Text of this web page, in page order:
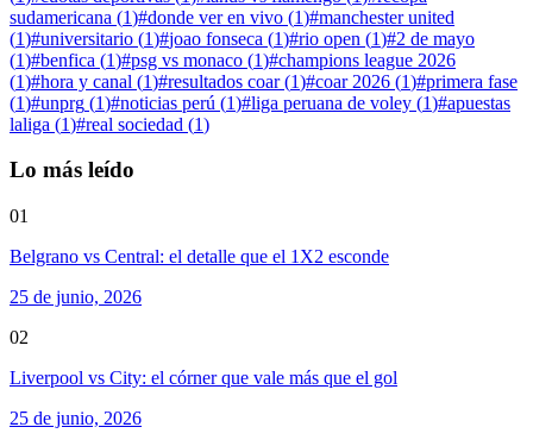
sudamericana (1)#donde ver en vivo (1)#manchester united
(1)#universitario (1)#joao fonseca (1)#rio open (1)#2 de mayo
(1)#benfica (1)#psg vs monaco (1)#champions league 2026
(1)#hora y canal (1)#resultados coar(1)#coar 2026 (1)#primera fase
(1)#unprg (1)#noticias perú (1)#liga peruana de voley (1)#apuestas
laliga (1)#real sociedad (1)
Lo más leído
01
Belgrano vs Central: el detalle que el 1X2 esconde
25 de junio, 2026
02
Liverpool vs City: el córner que vale más que el gol
25 de junio, 2026